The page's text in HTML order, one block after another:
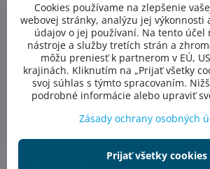
filtráciou alebo vysávačom . V našej
vločkovacie prípravky pre
K dispozícii sútekuté vločkovače(ako
bazénovej vody, rozjasňovač vody),
kartuše bazén(s obsahom síranu
bazény s pieskovou filtráciou) a špeciálne
vírivky a whirlpooly (napr.
Spa BIO
). S našimi produktmi na
dokonale priezračnú vodu bez zákalua
Cookies používame na zlepšenie
webovej stránky, analýzu jej výkonnosti
údajov o jej používaní. Na tento účel
nástroje a služby tretích strán a
môžu preniesť k partnerom v EÚ,
krajinách. Kliknutím na „Prijať všetky
svoj súhlas s týmto spracovaním.
podrobné informácie alebo upraviť
Zásady ochrany osobných
Prijať všetky cookies